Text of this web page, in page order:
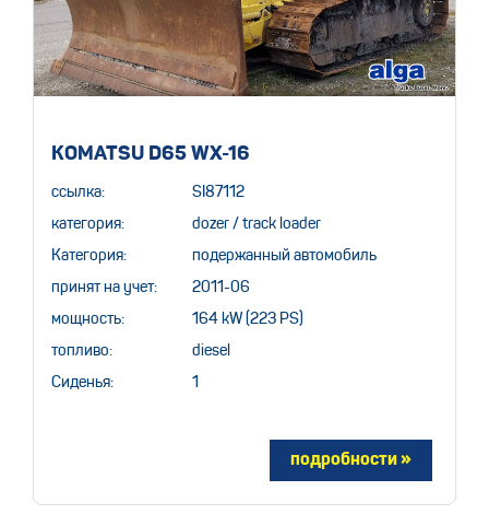
KOMATSU D65 WX-16
ссылка: SI87112
категория: dozer / track loader
Категория: подержанный автомобиль
принят на учет: 2011-06
мощность: 164 kW (223 PS)
топливо: diesel
Сиденья: 1